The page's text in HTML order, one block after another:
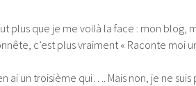
plus que je me voilà la face : mon
c’est plus vraiment « Raconte moi
ai un troisième qui…. Mais non, je ne